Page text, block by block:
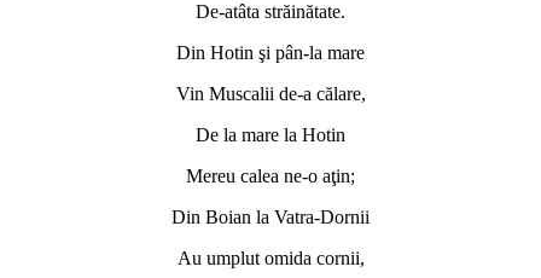
De-atâta străinătate.
Din Hotin şi pân-la mare
Vin Muscalii de-a călare,
De la mare la Hotin
Mereu calea ne-o aţin;
Din Boian la Vatra-Dornii
Au umplut omida cornii,